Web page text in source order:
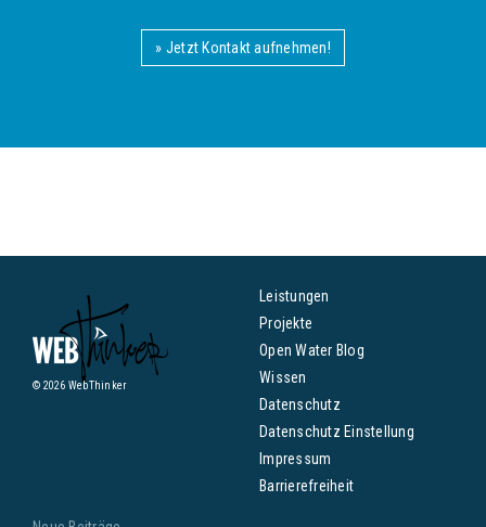
» Jetzt Kontakt aufnehmen!
© 2026 WebThinker
Leistungen
Projekte
Open Water Blog
Wissen
Datenschutz
Datenschutz Einstellung
Impressum
Barrierefreiheit